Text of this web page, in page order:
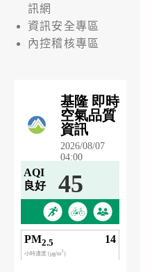
訊網
資訊安全專區
內控稽核專區